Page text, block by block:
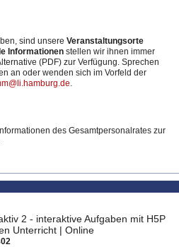
sind unsere Veranstaltungsorte
Informationen stellen wir ihnen immer
(PDF) zur Verfügung. Sprechen
an oder wenden sich im Vorfeld der
.
des Gesamtpersonalrates zur
2 - interaktive Aufgaben mit H5P
Unterricht | Online